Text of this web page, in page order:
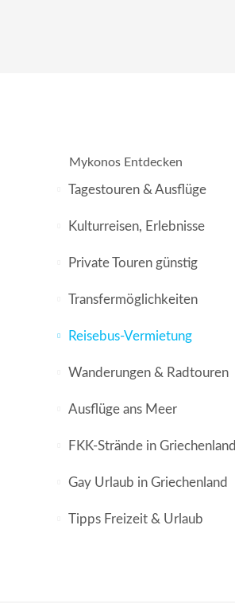
Mykonos Entdecken
Tagestouren & Ausflüge
Kulturreisen, Erlebnisse
Private Touren günstig
Transfermöglichkeiten
Reisebus-Vermietung
Wanderungen & Radtouren
Ausflüge ans Meer
FKK-Strände in Griechenland
Gay Urlaub in Griechenland
Tipps Freizeit & Urlaub